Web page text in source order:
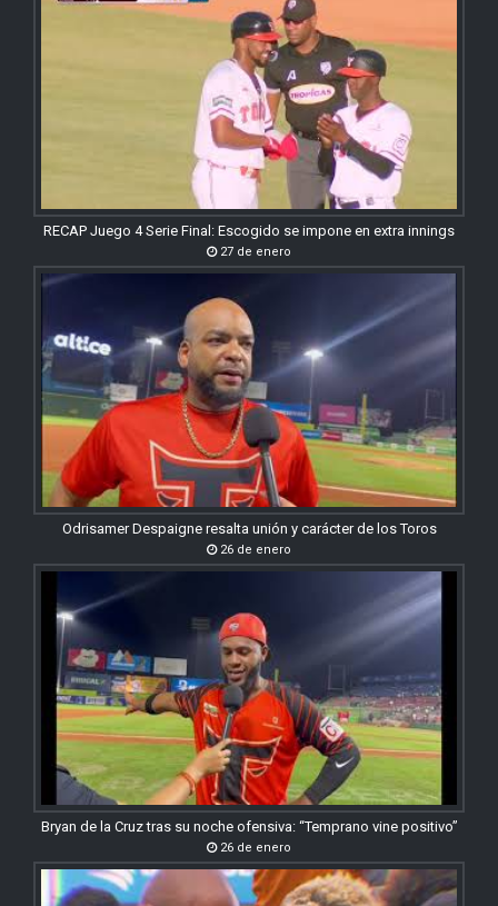
RECAP Juego 4 Serie Final: Escogido se impone en extra innings
27 de enero
Odrisamer Despaigne resalta unión y carácter de los Toros
26 de enero
Bryan de la Cruz tras su noche ofensiva: “Temprano vine positivo”
26 de enero